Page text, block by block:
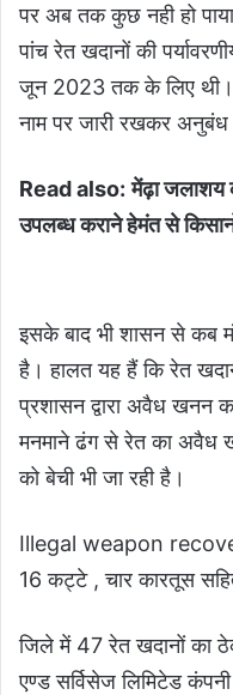
पर अब तक कुछ नही हो
पांच रेत खदानों की
जून 2023 तक के लिए थी।
नाम पर जारी रखकर अनुबंध
Read also: मेंढ़ा जलाशय
उपलब्ध कराने हेमंत से
इसके बाद भी शासन से कब
है। हालत यह हैं कि रेत
प्रशासन द्वारा अवैध खनन
मनमाने ढंग से रेत का अवैध
को बेची भी जा रही है।
Illegal weapon
16 कट्टे , चार कारतूस
जिले में 47 रेत खदानों का
एण्ड सर्विसेज लिमिटेड